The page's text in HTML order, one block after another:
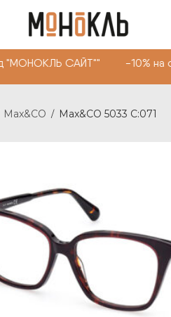
САЙТ"" -
Max&CO / Max&CO 5033 C:071